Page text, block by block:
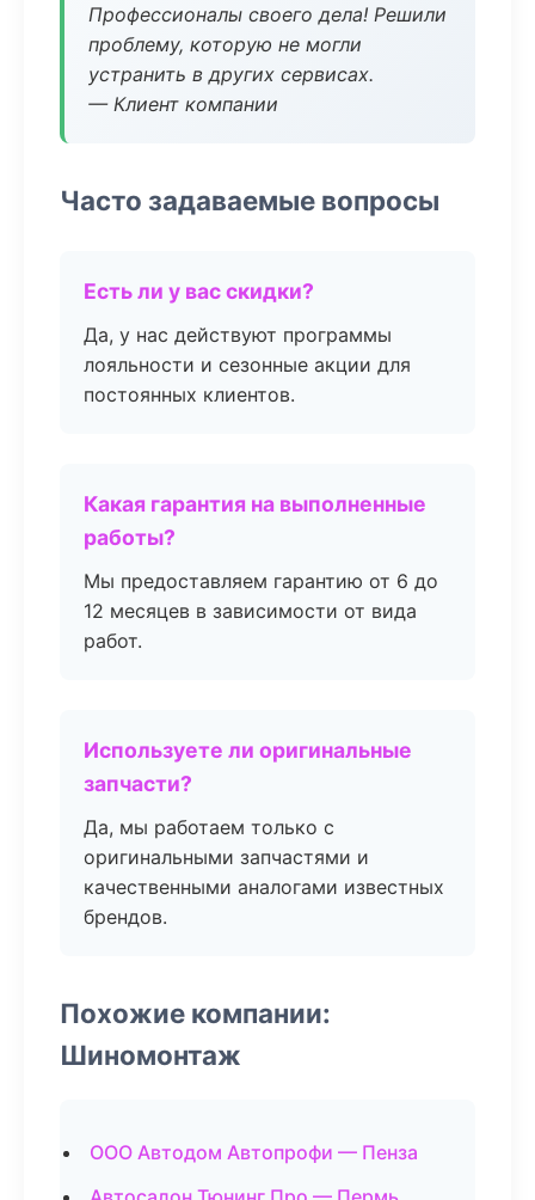
Профессионалы своего дела! Решили
проблему, которую не могли
устранить в других сервисах.
— Клиент компании
Часто задаваемые вопросы
Есть ли у вас скидки?
Да, у нас действуют программы
лояльности и сезонные акции для
постоянных клиентов.
Какая гарантия на выполненные
работы?
Мы предоставляем гарантию от 6 до
12 месяцев в зависимости от вида
работ.
Используете ли оригинальные
запчасти?
Да, мы работаем только с
оригинальными запчастями и
качественными аналогами известных
брендов.
Похожие компании:
Шиномонтаж
ООО Автодом Автопрофи — Пенза